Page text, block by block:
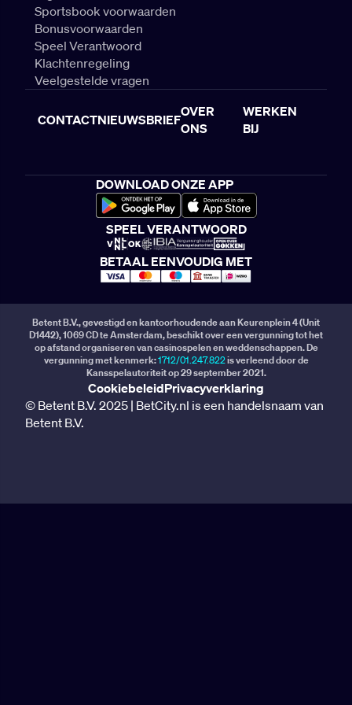
Sportsbook voorwaarden
Bonusvoorwaarden
Speel Verantwoord
Klachtenregeling
Veelgestelde vragen
CONTACTNIEUWSBRIEF
OVER
ONS
WERKEN
BIJ
DOWNLOAD ONZE APP
SPEEL VERANTWOORD
BETAAL EENVOUDIG MET
Betent B.V., gevestigd en kantoorhoudende aan Keurenplein 4 (Unit
D1442), 1069 CD te Amsterdam, beschikt over een vergunning tot het
op afstand organiseren van casinospelen en weddenschappen. De
vergunning met kenmerk:1712/01.247.822is verleend door de
Kansspelautoriteit op 29 september 2021.
CookiebeleidPrivacyverklaring
© Betent B.V. 2025 | BetCity.nl is een handelsnaam van
Betent B.V.